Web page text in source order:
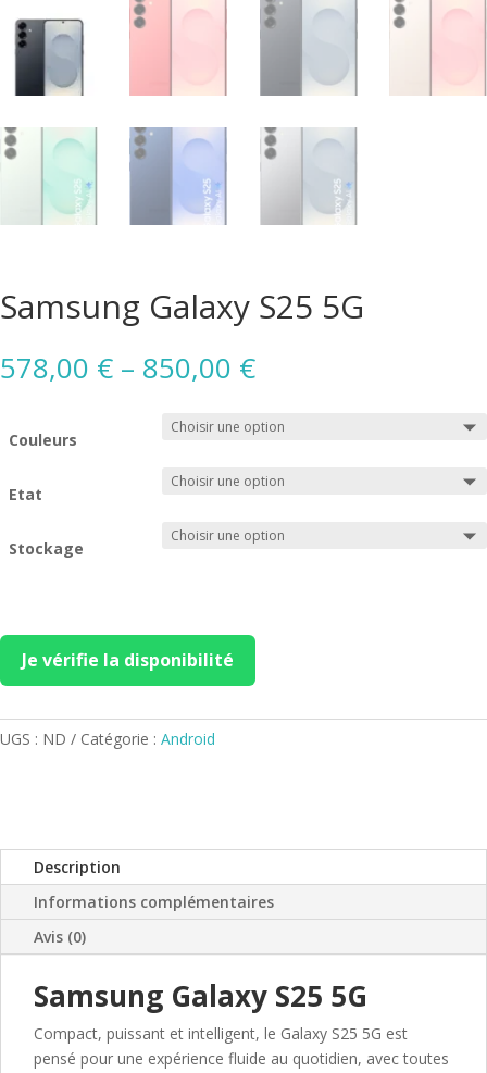
Samsung Galaxy S25 5G
578,00 € – 850,00 €
Couleurs
Etat
Stockage
Je vérifie la disponibilité
UGS : ND Catégorie : Android
Description
Informations complémentaires
Avis (0)
Samsung Galaxy S25 5G
Compact, puissant et intelligent, le Galaxy S25 5G est
pensé pour une expérience fluide au quotidien, avec toutes